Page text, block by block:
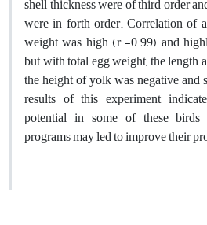
were in forth order. Correlation of
weight was high (r =0.99) and
but with total egg weight, the length
the height of yolk was negative
results of this experiment
potential in some of these
programs may led to improve their